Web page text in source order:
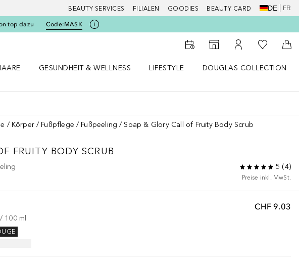
BEAUTY SERVICES FILIALEN GOODIES BEAUTY CARD DE FR
top dazu Code:MASK
Douglas Startseite
Zum Storefinder
Zu Meinem
Zu Meiner
GESUNDHEIT & WELLNESS
LIFESTYLE
DOUGLAS COLLECTION
Körper Fußpflege Fußpeeling Soap & Glory Call of Fruity Body Scrub
FRUITY BODY SCRUB
5 (4)
Preise inkl. MwSt.
CHF 9.03
/ 100 ml